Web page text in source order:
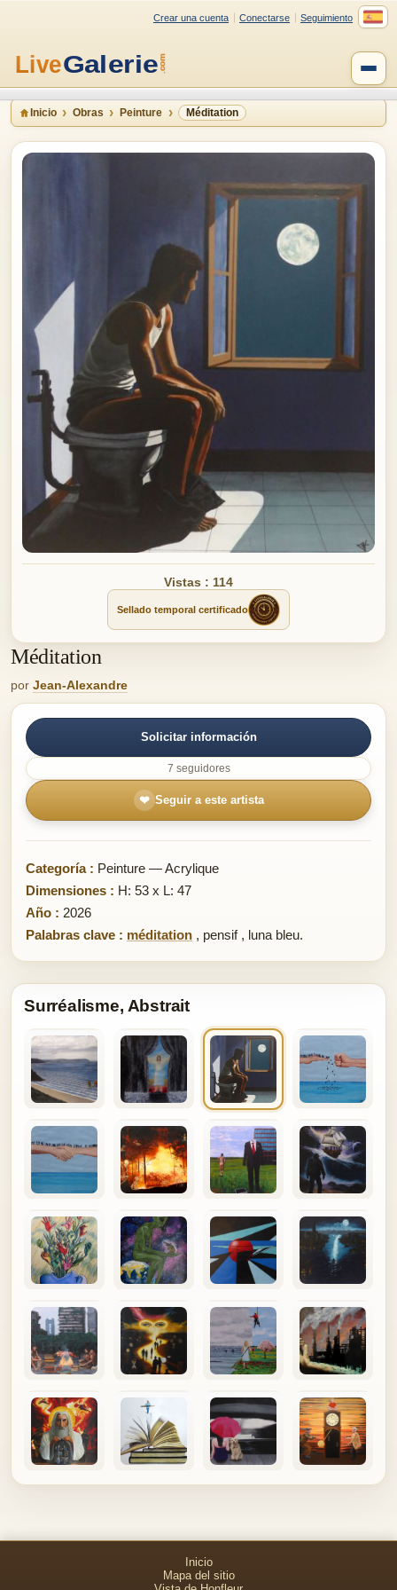
Crear una cuenta Conectarse Seguimiento
Inicio Obras Peinture Méditation
Vistas : 114
Sellado temporal certificado
Méditation
por Jean-Alexandre
Solicitar información
7 seguidores
❤ Seguir a este artista
Categoría : Peinture — Acrylique
Dimensiones : H: 53 x L: 47
Año : 2026
Palabras clave : méditation , pensif, luna bleu.
Surréalisme, Abstrait
Inicio
Mapa del sitio